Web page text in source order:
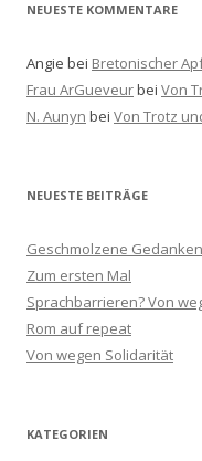
NEUESTE KOMMENTARE
Angie bei Bretonischer
Frau ArGueveurbei Von
N. Aunyn bei Von Trotz
NEUESTE BEITRÄGE
Geschmolzene Gedanken
Zum ersten Mal
Sprachbarrieren? Von
Rom auf repeat
Von wegen Solidarität
KATEGORIEN